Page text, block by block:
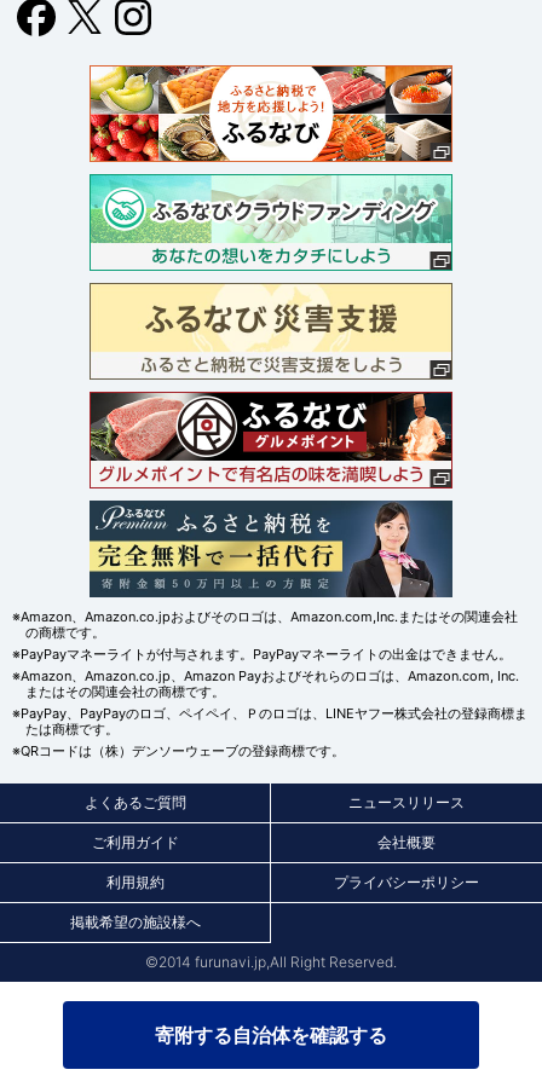
寄附する自治体を確認する
※Amazon、Amazon.co.jpおよびそのロゴは、Amazon.com,Inc.またはその関連会社
の商標です。
※PayPayマネーライトが付与されます。PayPayマネーライトの出金はできません。
※Amazon、Amazon.co.jp、Amazon Payおよびそれらのロゴは、Amazon.com, Inc.
またはその関連会社の商標です。
※PayPay、PayPayのロゴ、ペイペイ、Ｐのロゴは、LINEヤフー株式会社の登録商標ま
たは商標です。
※QRコードは（株）デンソーウェーブの登録商標です。
よくあるご質問 ニュースリリース
ご利用ガイド 会社概要
利用規約 プライバシーポリシー
掲載希望の施設様へ
©2014 furunavi.jp,All Right Reserved.